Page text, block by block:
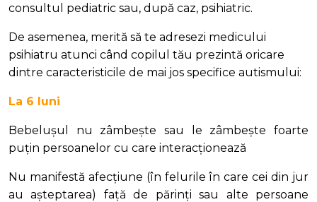
consultul pediatric sau, după caz, psihiatric.
De asemenea, merită să te adresezi medicului
psihiatru atunci când copilul tău prezintă oricare
dintre caracteristicile de mai jos specifice autismului:
La 6 luni
Bebelușul nu zâmbește sau le zâmbește foarte
puțin persoanelor cu care interacționează
Nu manifestă afecțiune (în felurile în care cei din jur
au așteptarea) față de părinți sau alte persoane